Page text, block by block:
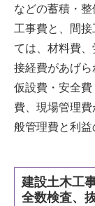
などの蓄積・
工事費と、間
ては、材料費
接経費があげら
仮設費・安全
費、現場管理
般管理費と利益
建設土木工
全数検査、